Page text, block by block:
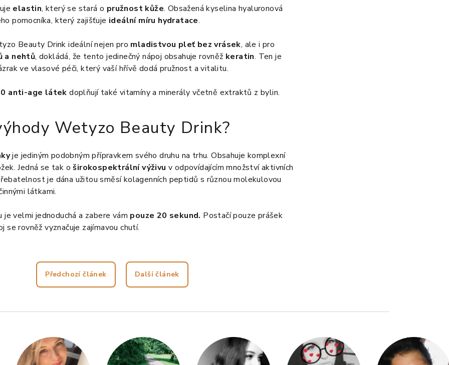
elastin, který se stará o pružnost kůže. Obsažená kyselina hyaluronová
pomocníka, který zajišťuje ideální míru hydratace.
Beauty Drink ideální nejen pro mladistvou pleť bez vrásek, ale i pro
a nehtů, dokládá, že tento jedinečný nápoj obsahuje rovněž keratin. Ten je
ve vlasové péči, který vaší hřívě dodá pružnost a vitalitu.
anti-age látek doplňují také vitamíny a minerály včetně extraktů z bylin.
Wetyzo Beauty Drink?
je jediným podobným přípravkem svého druhu na trhu. Obsahuje komplexní
Jedná se tak oširokospektrální výživuv odpovídajícím množství aktivních
je dána užitou směsí kolagenních peptidů s různou molekulovou
látkami.
velmi jednoduchá a zabere vám pouze 20 sekund. Postačí pouze prášek
se rovněž vyznačuje zajímavou chutí.
Předchozí článek Další článek